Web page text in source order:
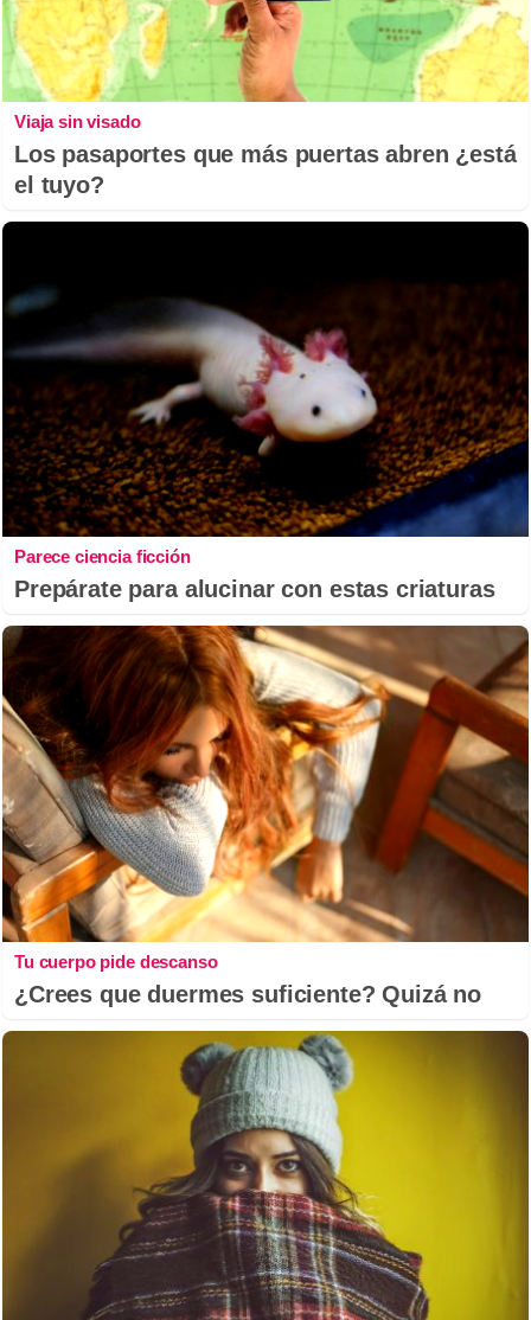
Viaja sin visado
Los pasaportes que más puertas abren ¿está
el tuyo?
Parece ciencia ficción
Prepárate para alucinar con estas criaturas
Tu cuerpo pide descanso
¿Crees que duermes suficiente? Quizá no